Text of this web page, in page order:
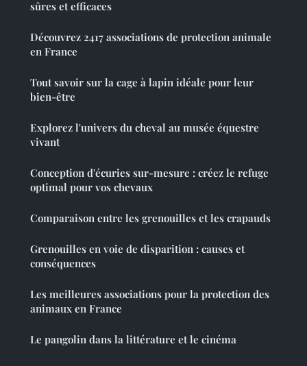
sûres et efficaces
Découvrez 2417 associations de protection animale
en France
Tout savoir sur la cage à lapin idéale pour leur
bien-être
Explorez l'univers du cheval au musée équestre
vivant
Conception d'écuries sur-mesure : créez le refuge
optimal pour vos chevaux
Comparaison entre les grenouilles et les crapauds
Grenouilles en voie de disparition : causes et
conséquences
Les meilleures associations pour la protection des
animaux en France
Le pangolin dans la littérature et le cinéma